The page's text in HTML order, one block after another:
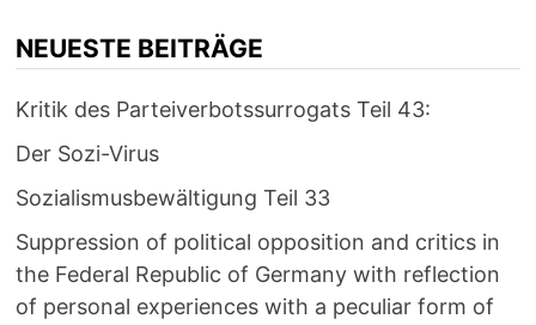
NEUESTE BEITRÄGE
Kritik des Parteiverbotssurrogats Teil 43:
Der Sozi-Virus
Sozialismusbewältigung Teil 33
Suppression of political opposition and critics in
the Federal Republic of Germany with reflection
of personal experiences with a peculiar form of